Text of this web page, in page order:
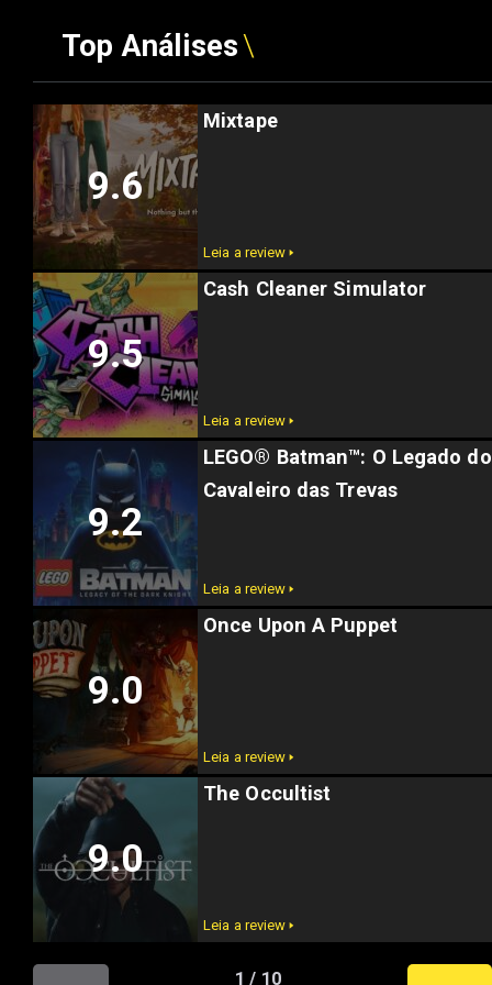
Top Análises
Mixtape
9.6
Leia a review 🢒
Cash Cleaner Simulator
9.5
Leia a review 🢒
LEGO® Batman™: O Legado do
Cavaleiro das Trevas
9.2
Leia a review 🢒
Once Upon A Puppet
9.0
Leia a review 🢒
The Occultist
9.0
Leia a review 🢒
1 / 10